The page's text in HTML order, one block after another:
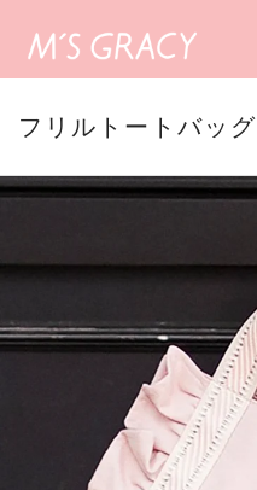
フリルトートバッグ